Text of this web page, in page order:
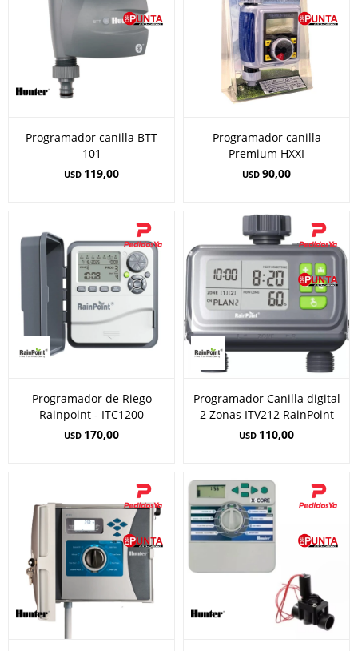
Programador canilla BTT
101
USD 119,00
Programador canilla
Premium HXXI
USD 90,00
Programador de Riego
Rainpoint - ITC1200
USD 170,00
Programador Canilla digital
2 Zonas ITV212 RainPoint
USD 110,00